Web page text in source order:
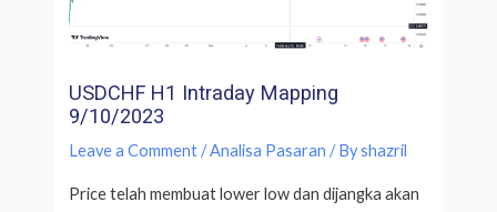
USDCHF H1 Intraday Mapping
9/10/2023
Leave a Comment /Analisa Pasaran / Byshazril
Price telah membuat lower low dan dijangka akan